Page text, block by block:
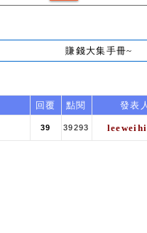
賺錢大集手冊~
回覆 點閱 發表
39 39293